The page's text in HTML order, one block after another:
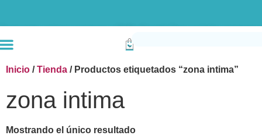
Inicio /Tienda / Productos etiquetados “zona intima”
zona intima
Mostrando el único resultado